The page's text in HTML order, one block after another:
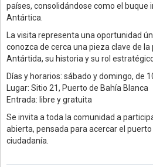
países, consolidándose como el buque
Antártica.
La visita representa una oportunidad
conozca de cerca una pieza clave de
Antártida, su historia y su rol
Días y horarios: sábado y domingo, de
Lugar: Sitio 21, Puerto de Bahía Blanca
Entrada: libre y gratuita
Se invita a toda la comunidad a
abierta, pensada para acercar el
ciudadanía.